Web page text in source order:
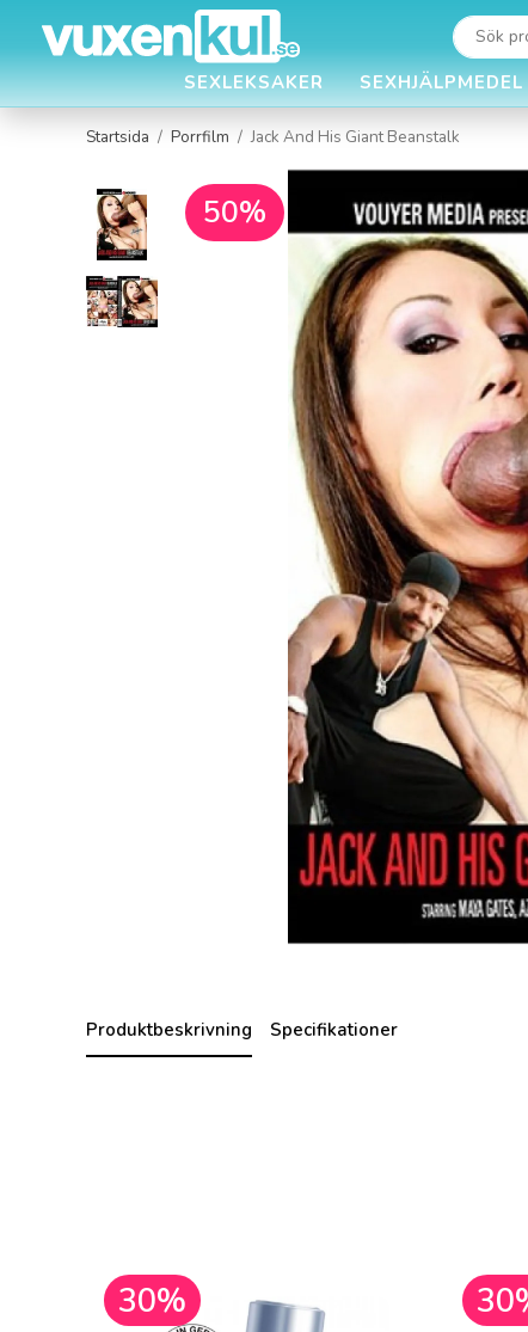
SEXLEKSAKER SEXHJÄLPMEDEL
Startsida / Porrfilm / Jack And His Giant Beanstalk
50%
Produktbeskrivning Specifikationer
30%